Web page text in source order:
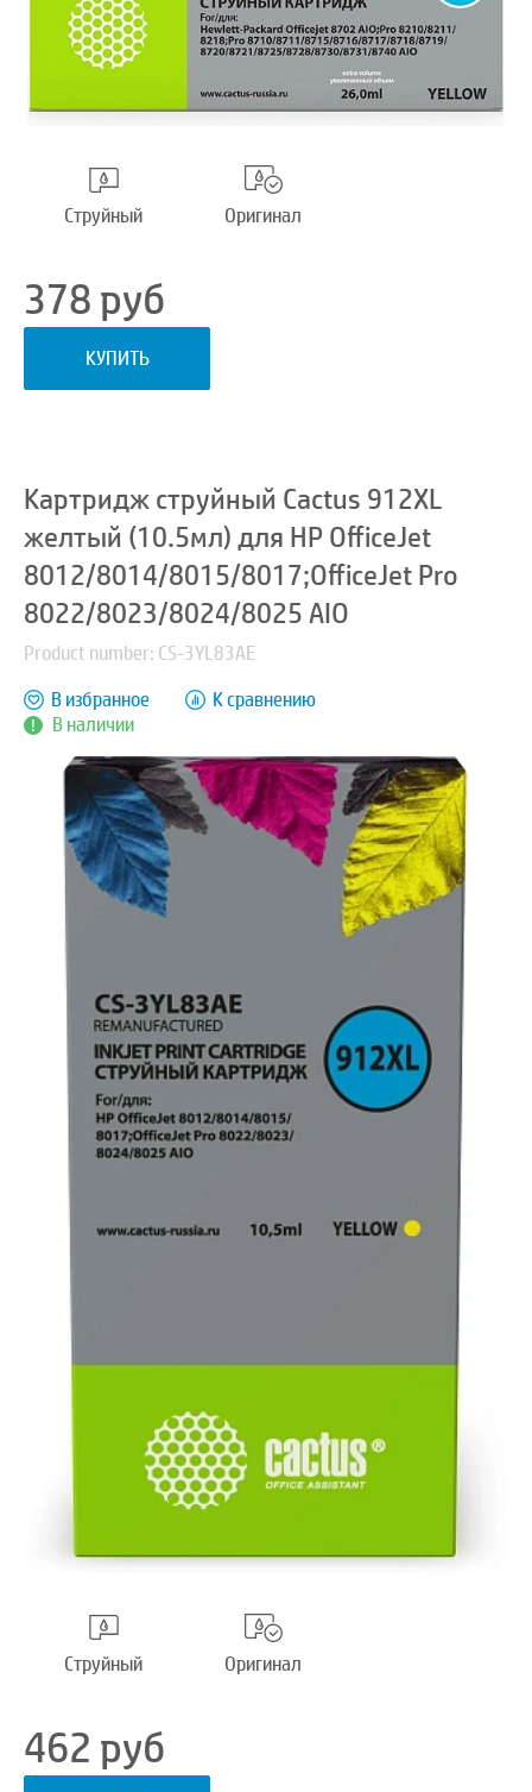
Струйный Оригинал
378руб
КУПИТЬ
Картридж струйный Cactus 912XL
желтый (10.5мл) для HP OfficeJet
8012/8014/8015/8017;OfficeJet Pro
8022/8023/8024/8025 AIO
Product number: CS-3YL83AE
В наличии
В избранное К сравнению
Струйный Оригинал
462 руб